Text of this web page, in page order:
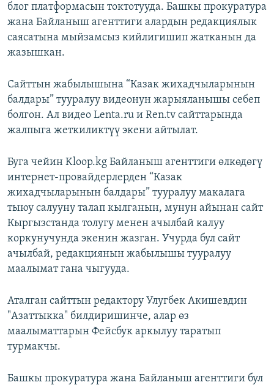
ЫҢГАЙСЫЗ СУРООЛОР
ЭЕ/АРнун бардык сайттары
блог платформасын токтотууда. Башкы прокуратура
жана Байланыш агенттиги алардын редакциялык
саясатына мыйзамсыз кийлигишип жатканын да
жазышкан.
Сайттын жабылышына “Казак жихадчыларынын
балдары” тууралуу видеонун жарыяланышы себеп
болгон. Ал видео Lenta.ru и Ren.tv сайттарында
жалпыга жеткиликтүү экени айтылат.
Буга чейин Kloop.kg Байланыш агенттиги өлкөдөгү
интернет-провайдерлерден “Казак
жихадчыларынын балдары” тууралуу макалага
тыюу салууну талап кылганын, мунун айынан сайт
Кыргызстанда толугу менен ачылбай калуу
коркунучунда экенин жазган. Учурда бул сайт
ачылбай, редакциянын жабылышы тууралуу
маалымат гана чыгууда.
Аталган сайттын редактору Улугбек Акишевдин
"Азаттыкка" билдиришинче, алар өз
маалыматтарын Фейсбук аркылуу таратып
турмакчы.
Башкы прокуратура жана Байланыш агенттиги бул